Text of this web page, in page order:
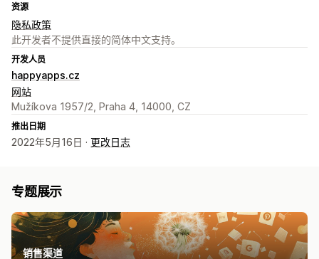
资源
隐私政策
此开发者不提供直接的简体中文支持。
开发人员
happyapps.cz
网站
Mužíkova 1957/2, Praha 4, 14000, CZ
推出日期
2022年5月16日 · 更改日志
专题展示
销售渠道